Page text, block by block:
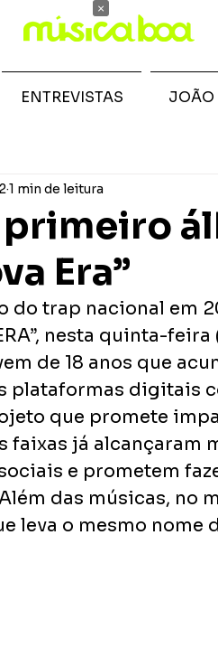
Era”
1 min de leitura
do trap nacional em
nesta quinta-feira
de 18 anos que
plataformas digitais
que promete
faixas já alcançaram
e prometem
das músicas, no
leva o mesmo nome
ENTREVISTAS JOÃO
×